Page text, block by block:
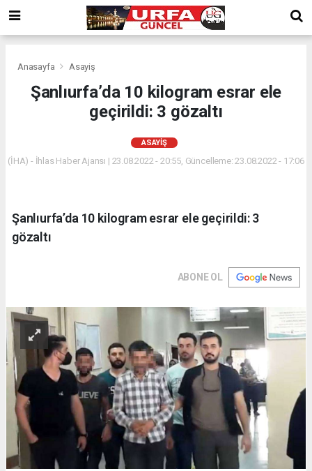
Anasayfa Asayiş
Şanlıurfa’da 10 kilogram esrar ele
geçirildi: 3 gözaltı
ASAYIŞ
(İHA) - İhlas Haber Ajansı | 23.08.2022 - 20:55, Güncelleme: 23.08.2022 - 17:06
Şanlıurfa’da 10 kilogram esrar ele geçirildi: 3
gözaltı
ABONE OL